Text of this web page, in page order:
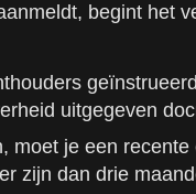
begint het
uitgegeven
moet je een
zijn dan drie